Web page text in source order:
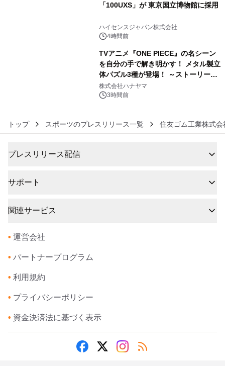
「100UXS」が 東京国立博物館に採用
ハイセンスジャパン株式会社
4時間前
TVアニメ『ONE PIECE』の名シーン
を自分の手で解き明かす！ メタル製立
体パズル3種が登場！ ～ストーリーと
ギミックが融合した 大人の体験型パズ
ルが8月7日(金)12時より先行予約受付
株式会社ハナヤマ
3時間前
トップ スポーツのプレスリリース一覧 住友ゴム工業株式会
プレスリリース配信
サポート
関連サービス
• 運営会社
• パートナープログラム
• 利用規約
• プライバシーポリシー
• 資金決済法に基づく表示